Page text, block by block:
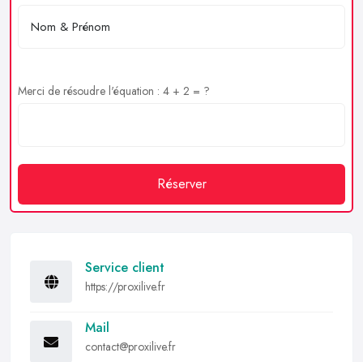
Merci de résoudre l'équation : 4 + 2 = ?
Réserver
Service client
https://proxilive.fr
Mail
contact@proxilive.fr